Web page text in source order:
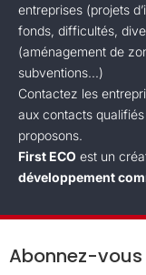
entreprises (projets
fonds, difficultés,
(aménagement de
subventions...)
Contactez les
aux contacts
proposons.
First ECO est un
développement
Abonnez-